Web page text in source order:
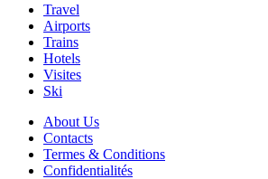
Travel
Airports
Trains
Hotels
Visites
Ski
About Us
Contacts
Termes & Conditions
Confidentialités